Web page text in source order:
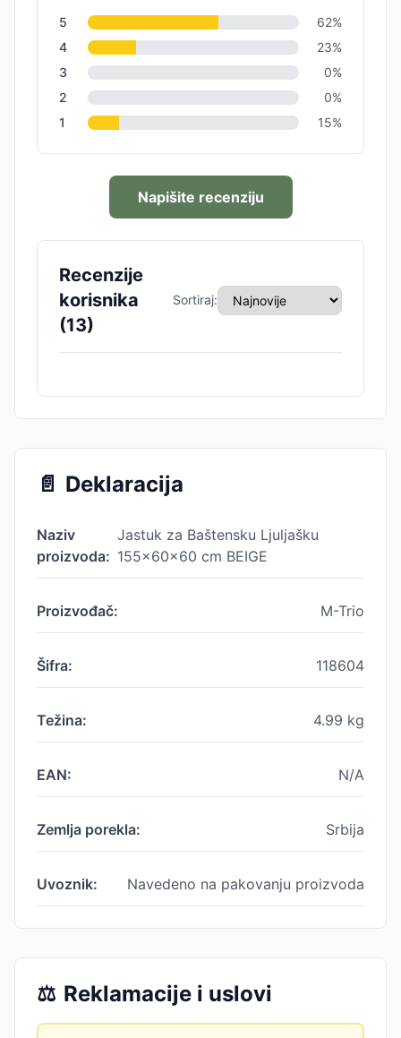
5 62%
4
23%
3
0%
2
0%
1
15%
Napišite recenziju
Recenzije
korisnika
(13)
Sortiraj:
📄 Deklaracija
Naziv
proizvoda:
Jastuk za Baštensku Ljuljašku
155x60x60 cm BEIGE
Proizvođač: M-Trio
Šifra: 118604
Težina: 4.99 kg
EAN: N/A
Zemlja porekla: Srbija
Uvoznik: Navedeno na pakovanju proizvoda
⚖️ Reklamacije i uslovi